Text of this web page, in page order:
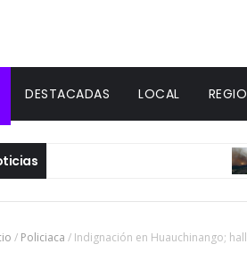
DESTACADAS LOCAL
/ Policiaca / Indignación en Huauchinango;